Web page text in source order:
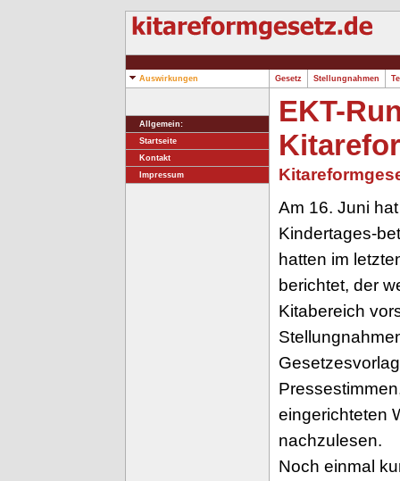
Auswirkungen Gesetz Stellungnahmen
Allgemein:
Startseite
Kontakt
Impressum
EKT-
Am 16. Juni
Kindertages-
hatten im
berichtet, der
Kitabereich
eingerichteten
nachzulesen.
Noch einmal